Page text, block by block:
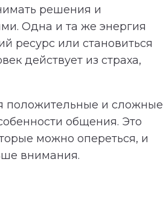
решения и
Одна и та же энергия
ресурс или становиться
действует из страха,
положительные и сложные
общения. Это
можно опереться, и
внимания.